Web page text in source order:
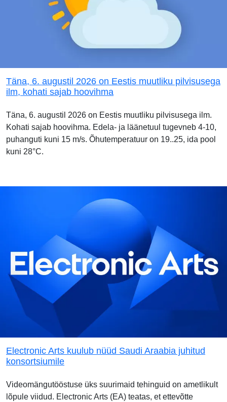
Täna, 6. augustil 2026 on Eestis muutliku pilvisusega
ilm, kohati sajab hoovihma
Täna, 6. augustil 2026 on Eestis muutliku pilvisusega ilm.
Kohati sajab hoovihma. Edela- ja läänetuul tugevneb 4-10,
puhanguti kuni 15 m/s. Õhutemperatuur on 19..25, ida pool
kuni 28°C.
Electronic Arts kuulub nüüd Saudi Araabia juhitud
konsortsiumile
Videomängutööstuse üks suurimaid tehinguid on ametlikult
lõpule viidud. Electronic Arts (EA) teatas, et ettevõtte